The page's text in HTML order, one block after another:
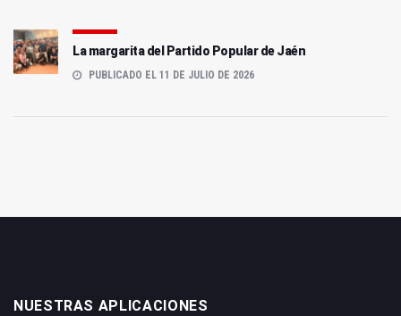
La margarita del Partido Popular de Jaén
PUBLICADO EL 11 DE JULIO DE 2026
NUESTRAS APLICACIONES